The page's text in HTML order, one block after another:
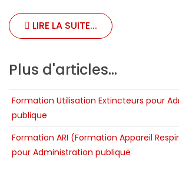
LIRE LA SUITE...
Plus d'articles...
Formation Utilisation Extincteurs pour
publique
Formation ARI (Formation Appareil
pour Administration publique